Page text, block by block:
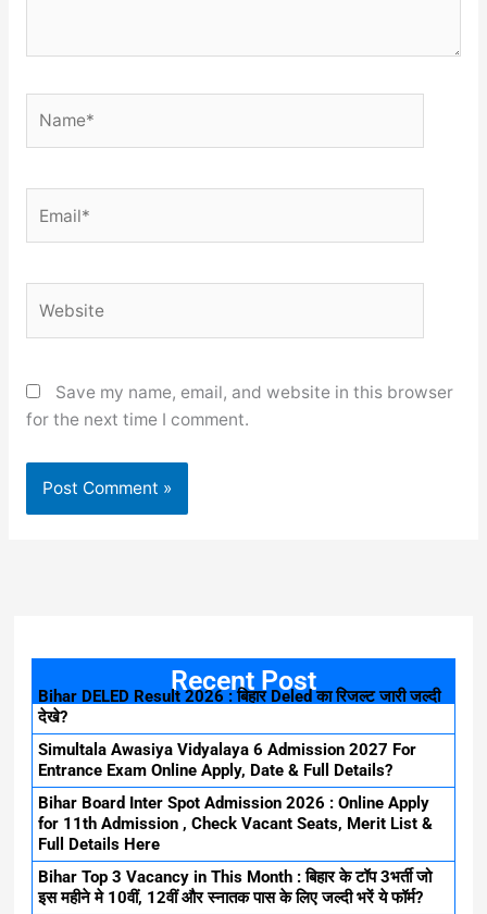
Save my name, email, and website in this browser
for the next time I comment.
Recent Post
Bihar DELED Result 2026 : बिहार Deled का रिजल्ट जारी जल्दी
देखे?
Simultala Awasiya Vidyalaya 6 Admission 2027 For
Entrance Exam Online Apply, Date & Full Details?
Bihar Board Inter Spot Admission 2026 : Online Apply
for 11th Admission , Check Vacant Seats, Merit List &
Full Details Here
Bihar Top 3 Vacancy in This Month : बिहार के टॉप 3भर्ती जो
इस महीने मे 10वीं, 12वीं और स्नातक पास के लिए जल्दी भरें ये फॉर्म?